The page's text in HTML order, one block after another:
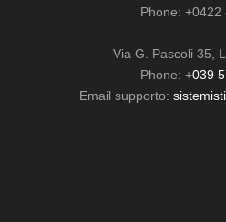
Phone: +0422
Via G. Pascoli 35,
Phone: +039
Email supporto: